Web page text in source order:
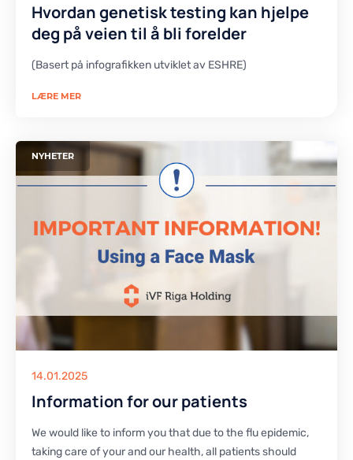
Hvordan genetisk testing kan hjelpe
deg på veien til å bli forelder
(Basert på infografikken utviklet av ESHRE)
LÆRE MER
NYHETER
14.01.2025
Information for our patients
We would like to inform you that due to the flu epidemic,
taking care of your and our health, all patients should